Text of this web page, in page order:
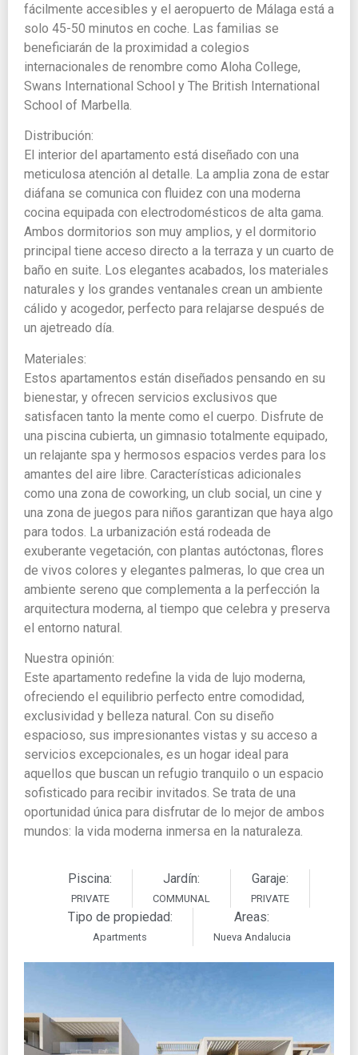
fácilmente accesibles y el aeropuerto de Málaga está a
solo 45-50 minutos en coche. Las familias se
beneficiarán de la proximidad a colegios
internacionales de renombre como Aloha College,
Swans International School y The British International
School of Marbella.
Distribución:
El interior del apartamento está diseñado con una
meticulosa atención al detalle. La amplia zona de estar
diáfana se comunica con fluidez con una moderna
cocina equipada con electrodomésticos de alta gama.
Ambos dormitorios son muy amplios, y el dormitorio
principal tiene acceso directo a la terraza y un cuarto de
baño en suite. Los elegantes acabados, los materiales
naturales y los grandes ventanales crean un ambiente
cálido y acogedor, perfecto para relajarse después de
un ajetreado día.
Materiales:
Estos apartamentos están diseñados pensando en su
bienestar, y ofrecen servicios exclusivos que
satisfacen tanto la mente como el cuerpo. Disfrute de
una piscina cubierta, un gimnasio totalmente equipado,
un relajante spa y hermosos espacios verdes para los
amantes del aire libre. Características adicionales
como una zona de coworking, un club social, un cine y
una zona de juegos para niños garantizan que haya algo
para todos. La urbanización está rodeada de
exuberante vegetación, con plantas autóctonas, flores
de vivos colores y elegantes palmeras, lo que crea un
ambiente sereno que complementa a la perfección la
arquitectura moderna, al tiempo que celebra y preserva
el entorno natural.
Nuestra opinión:
Este apartamento redefine la vida de lujo moderna,
ofreciendo el equilibrio perfecto entre comodidad,
exclusividad y belleza natural. Con su diseño
espacioso, sus impresionantes vistas y su acceso a
servicios excepcionales, es un hogar ideal para
aquellos que buscan un refugio tranquilo o un espacio
sofisticado para recibir invitados. Se trata de una
oportunidad única para disfrutar de lo mejor de ambos
mundos: la vida moderna inmersa en la naturaleza.
Piscina:
PRIVATE
Jardín:
COMMUNAL
Garaje:
PRIVATE
Tipo de propiedad:
Apartments
Areas:
Nueva Andalucia